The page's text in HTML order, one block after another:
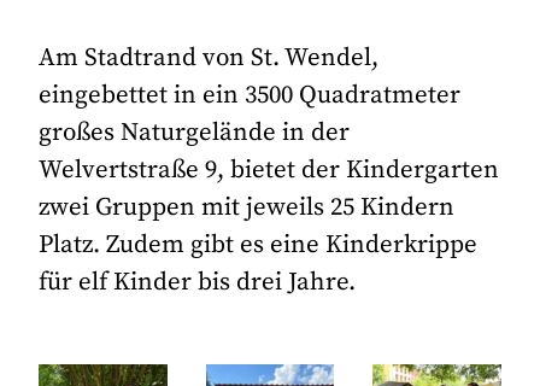
Am Stadtrand von St. Wendel,
eingebettet in ein 3500 Quadratmeter
großes Naturgelände in der
Welvertstraße 9, bietet der Kindergarten
zwei Gruppen mit jeweils 25 Kindern
Platz. Zudem gibt es eine Kinderkrippe
für elf Kinder bis drei Jahre.